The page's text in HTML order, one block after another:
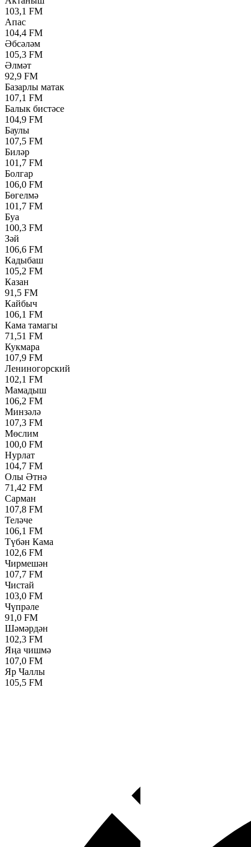
103,1 FM
Апас
104,4 FM
Әбсәләм
105,3 FM
Әлмәт
92,9 FM
Базарлы матак
107,1 FM
Балык бистәсе
104,9 FM
Баулы
107,5 FM
Биләр
101,7 FM
Болгар
106,0 FM
Бөгелмә
101,7 FM
Буа
100,3 FM
Зәй
106,6 FM
Кадыбаш
105,2 FM
Казан
91,5 FM
Кайбыч
106,1 FM
Кама тамагы
71,51 FM
Кукмара
107,9 FM
Лениногорский
102,1 FM
Мамадыш
106,2 FM
Минзәлә
107,3 FM
Мөслим
100,0 FM
Нурлат
104,7 FM
Олы Әтнә
71,42 FM
Сарман
107,8 FM
Теләче
106,1 FM
Түбән Кама
102,6 FM
Чирмешән
107,7 FM
Чистай
103,0 FM
Чүпрәле
91,0 FM
Шәмәрдән
102,3 FM
Яңа чишмә
107,0 FM
Яр Чаллы
105,5 FM